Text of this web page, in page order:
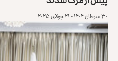
۳۰ سرطان ۱۴۰۴ - ۲۱ جولای ۲۰۲۵